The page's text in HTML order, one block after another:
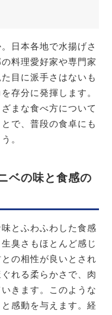
日本各地で水揚げさ
料理愛好家や専門家
目に派手さはないも
存分に発揮します。
まな食べ方について
で、普段の食卓にも
。
ベの味と食感の
とふわふわした食感
臭さもほとんど感じ
の相性が良いとされ
れる柔らかさで、肉
きます。このような
感動を与えます。経